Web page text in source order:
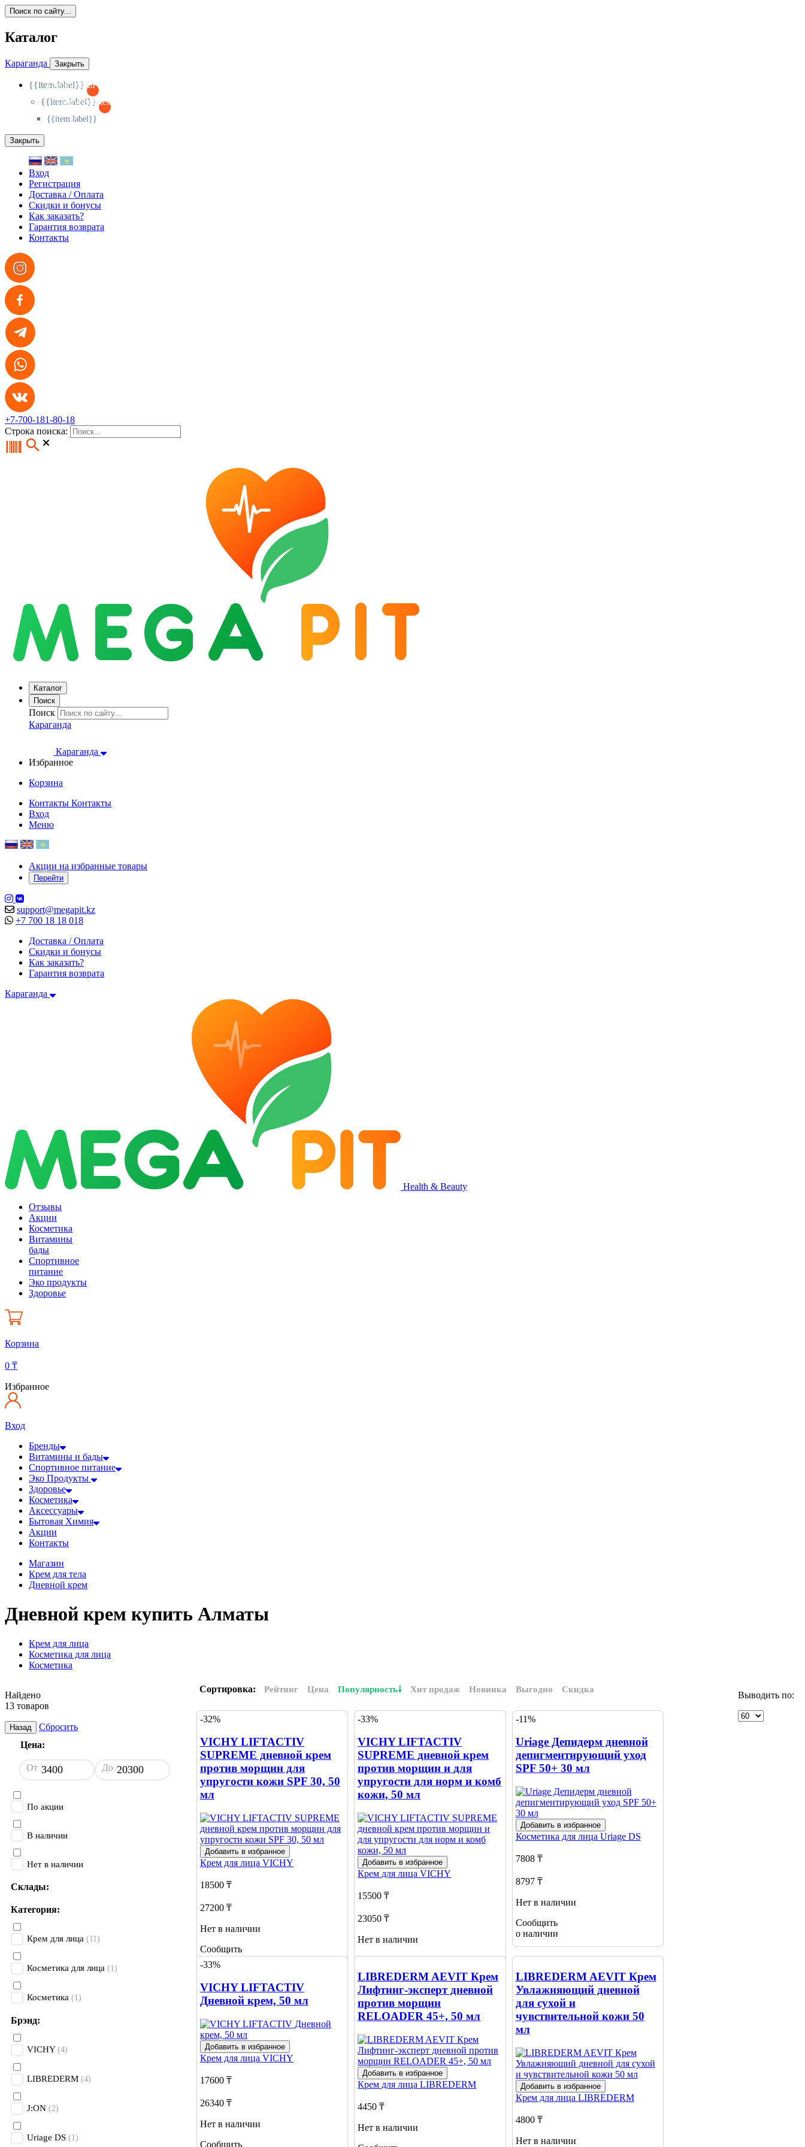
Поиск по сайту...
Каталог
Караганда Закрыть
{{item.label}}
{{activeItem==item.id?'-
{{item.label}}
{{activeSubitem==item.id?'-
{{item.label}}
Закрыть
Вход
Регистрация
Доставка / Оплата
Скидки и бонусы
Как заказать?
Гарантия возврата
Контакты
+7-700-181-80-18
Строка поиска:
Каталог
Поиск
Поиск
Караганда
Караганда
Избранное
Корзина
Контакты Контакты
Вход
Меню
Акции на избранные товары
Перейти
support@megapit.kz
+7 700 18 18 018
Доставка / Оплата
Скидки и бонусы
Как заказать?
Гарантия возврата
Караганда
Health & Beauty
Отзывы
Акции
Косметика
Витамины
бады
Спортивное
питание
Эко продукты
Здоровье
Корзина
0 ₸
Избранное
Вход
Бренды
Витамины и бады
Спортивное питание
Эко Продукты
Здоровье
Косметика
Аксессуары
Бытовая Химия
Акции
Контакты
Магазин
Крем для тела
Дневной крем
Дневной крем купить Алматы
Крем для лица
Косметика для лица
Косметика
Сортировка: Рейтинг Цена Популярность Хит продаж Новинка Выгодно Скидка
Выводить по:
Найдено
13 товаров
Назад
Сбросить
Цена:
От До
По акции
В наличии
Нет в наличии
Склады:
Категория:
Крем для лица (11)
Косметика для лица (1)
Косметика (1)
Брэнд:
VICHY (4)
LIBREDERM (4)
J:ON (2)
Uriage DS (1)
-32%
VICHY LIFTACTIV
SUPREME дневной крем
против морщин для
упругости кожи SPF 30, 50
мл
Добавить в избранное
Крем для лица VICHY
18500 ₸
27200 ₸
Нет в наличии
Сообщить
о наличии
-33%
VICHY LIFTACTIV
SUPREME дневной крем
против морщин и для
упругости для норм и комб
кожи, 50 мл
Добавить в избранное
Крем для лицаVICHY
15500 ₸
23050 ₸
Нет в наличии
Сообщить
о наличии
-11%
Uriage Депидерм дневной
депигментирующий уход
SPF 50+ 30 мл
Добавить в избранное
Косметика для лица Uriage DS
7808 ₸
8797 ₸
Нет в наличии
Сообщить
о наличии
-33%
VICHY LIFTACTIV
Дневной крем, 50 мл
Добавить в избранное
Крем для лица VICHY
17600 ₸
26340 ₸
Нет в наличии
Сообщить
LIBREDERM AEVIT Крем
Лифтинг-эксперт дневной
против морщин
RELOADER 45+, 50 мл
Добавить в избранное
Крем для лицаLIBREDERM
4450 ₸
Нет в наличии
LIBREDERM AEVIT Крем
Увлажняющий дневной
для сухой и
чувствительной кожи 50
мл
Добавить в избранное
Крем для лица LIBREDERM
4800 ₸
Нет в наличии